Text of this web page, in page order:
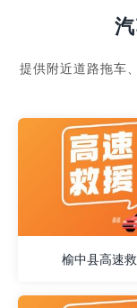
提供附近道路拖车
榆中县高速